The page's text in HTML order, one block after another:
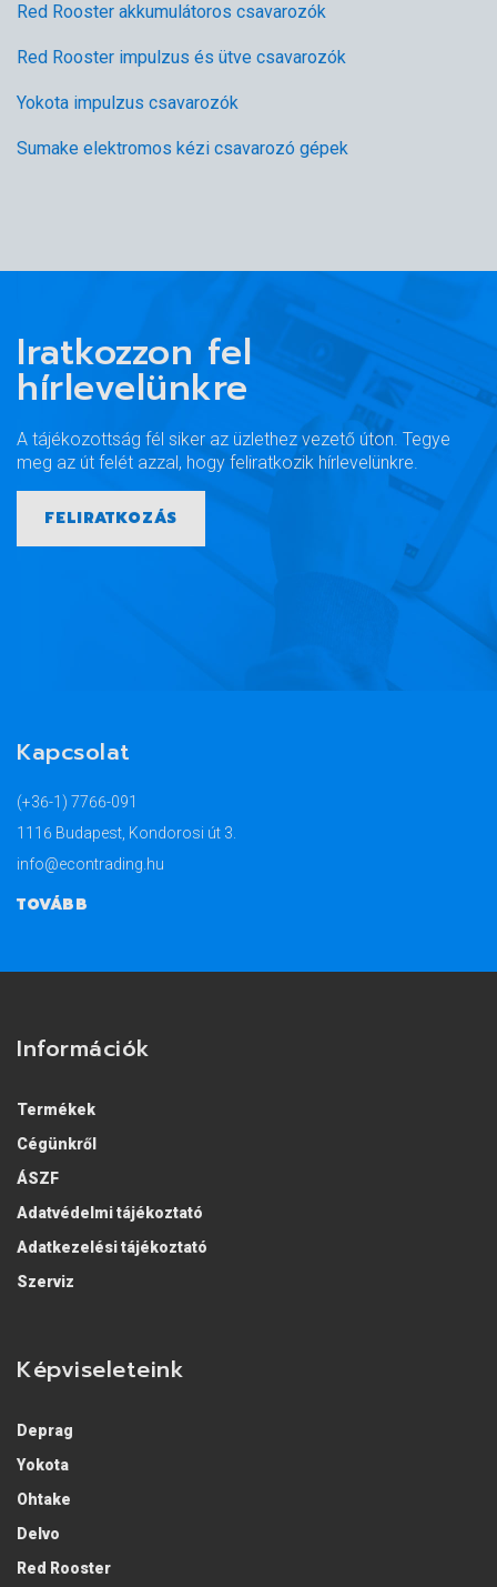
Red Rooster akkumulátoros csavarozók
Red Rooster impulzus és ütve csavarozók
Yokota impulzus csavarozók
Sumake elektromos kézi csavarozó gépek
Iratkozzon fel
hírlevelünkre
A tájékozottság fél siker az üzlethez vezető úton. Tegye
meg az út felét azzal, hogy feliratkozik hírlevelünkre.
FELIRATKOZÁS
Kapcsolat
(+36-1) 7766-091
1116 Budapest, Kondorosi út 3.
info@econtrading.hu
TOVÁBB
Információk
Termékek
Cégünkről
ÁSZF
Adatvédelmi tájékoztató
Adatkezelési tájékoztató
Szerviz
Képviseleteink
Deprag
Yokota
Ohtake
Delvo
Red Rooster